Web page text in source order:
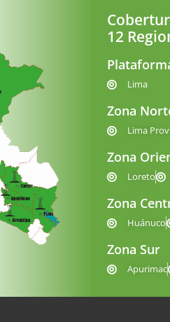
12
Lima
Zona
Lima
Zona
Loreto
Zona
Huánuco
Zona Sur
Apurimac